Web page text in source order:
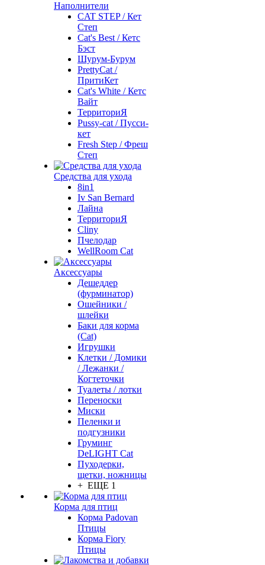
Наполнители
CAT STEP / Кет
Степ
Cat's Best / Кетс
Бэст
Шурум-Бурум
PrettyCat /
ПритиКет
Cat's White / Кетс
Вайт
ТерриториЯ
Pussy-cat / Пусси-
кет
Fresh Step / Фреш
Степ
Средства для ухода
8in1
Iv San Bernard
Лайна
ТерриториЯ
Cliny
Пчелодар
WellRoom Cat
Аксессуары
Дешеддер
(фурминатор)
Ошейники /
шлейки
Баки для корма
(Cat)
Игрушки
Клетки / Домики
/ Лежанки /
Когтеточки
Туалеты / лотки
Переноски
Миски
Пеленки и
подгузники
Груминг
DeLIGHT Cat
Пуходерки,
щетки, ножницы
+ ЕЩЕ 1
Корма для птиц
Корма Padovan
Птицы
Корма Fiory
Птицы